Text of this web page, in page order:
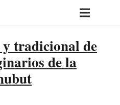
tradicional de
de la